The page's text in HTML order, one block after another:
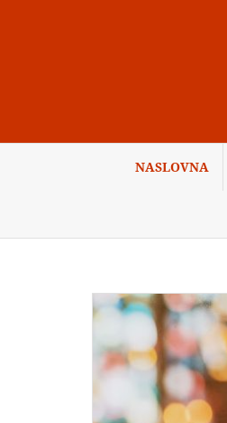
NASLOVNA